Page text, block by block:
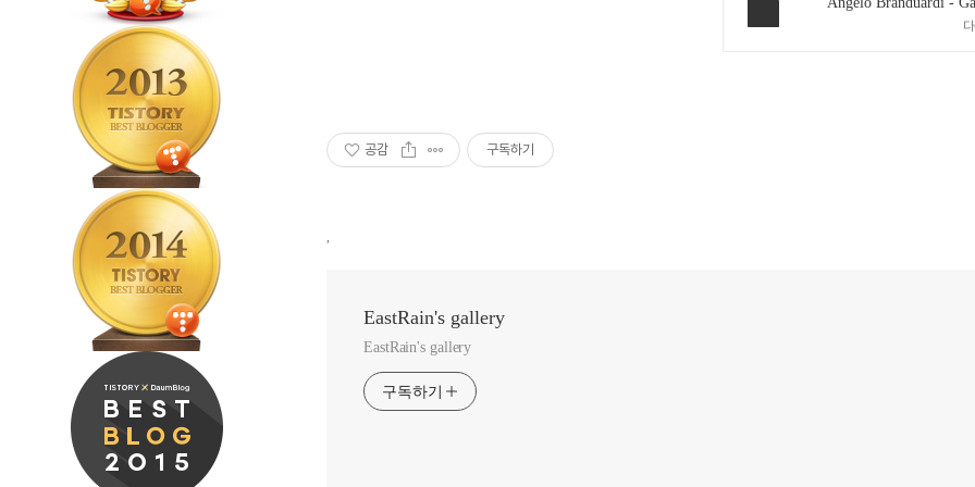
공감 구독하기
,
EastRain's gallery
EastRain's gallery
구독하기